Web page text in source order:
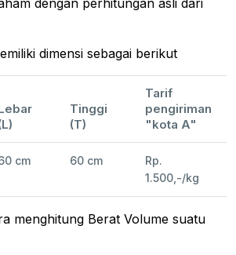
dimensi sebagai berikut
Tinggi
(T)
Tarif
pengiriman
"kota A"
cm 60 cm
Rp.
1.500,-/kg
menghitung Berat Volume suatu